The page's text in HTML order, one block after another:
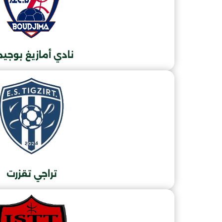
نادي أمازيغ
تراجي تقزرت